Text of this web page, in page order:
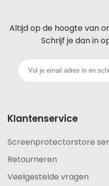
voor
iedere
telefoon
Altijd op de hoogte van
Schrijf je dan in
Klantenservice
Screenprotectorstore
Retourneren
Veelgestelde vragen